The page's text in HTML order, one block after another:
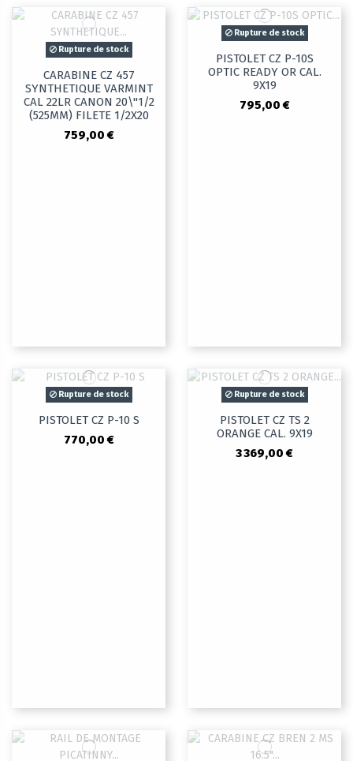
Rupture de stock
CARABINE CZ 457
SYNTHETIQUE VARMINT
CAL 22LR CANON 20\"1/2
(525MM) FILETE 1/2X20
759,00 €
Rupture de stock
PISTOLET CZ P-10S
OPTIC READY OR CAL.
9X19
795,00 €
Rupture de stock
PISTOLET CZ P-10 S
770,00 €
Rupture de stock
PISTOLET CZ TS 2
ORANGE CAL. 9X19
3 369,00 €